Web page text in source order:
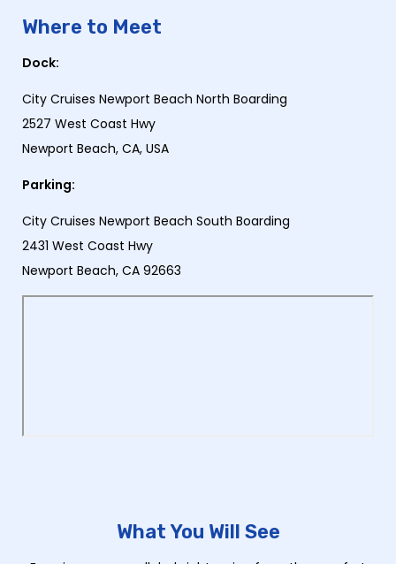
Where to Meet
Dock:
City Cruises Newport Beach North Boarding
2527 West Coast Hwy
Newport Beach, CA, USA
Parking:
City Cruises Newport Beach South Boarding
2431 West Coast Hwy
Newport Beach, CA 92663
What You Will See